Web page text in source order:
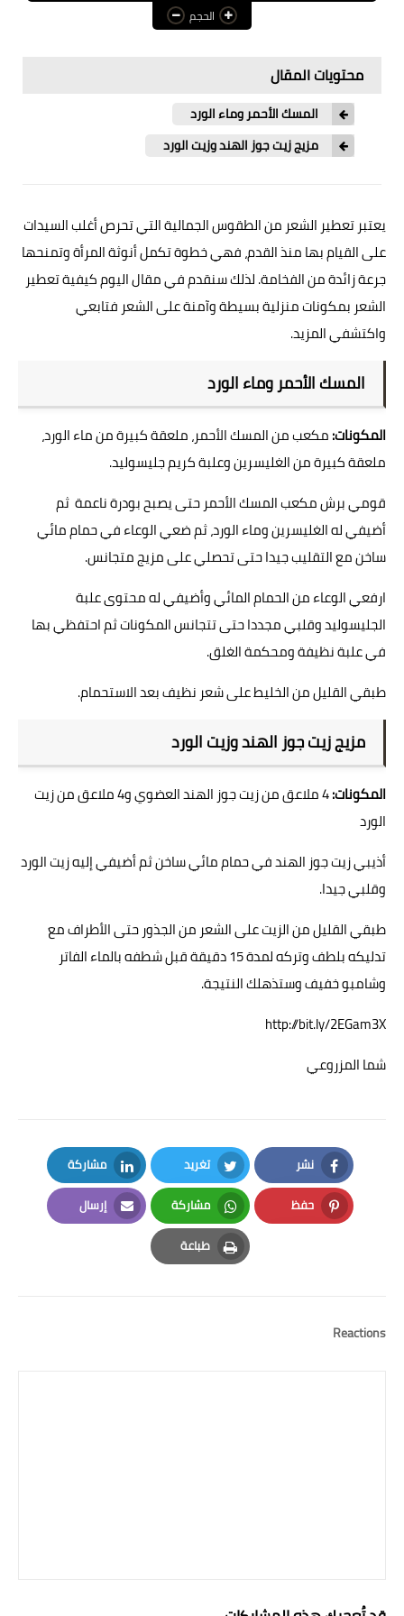
عالم المرأة
أخبار عربية
أخبار العالم
الحجم
محتويات المقال
المسك الأحمر وماء الورد
مزيج زيت جوز الهند وزيت الورد
يعتبر تعطير الشعر من الطقوس الجمالية التي تحرص أغلب السيدات
على القيام بها منذ القدم، فهي خطوة تكمل أنوثة المرأة وتمنحها
جرعة زائدة من الفخامة. لذلك سنقدم في مقال اليوم كيفية تعطير
الشعر بمكونات منزلية بسيطة وآمنة على الشعر فتابعي
واكتشفي المزيد.
المسك الأحمر وماء الورد
المكونات:مكعب من المسك الأحمر، ملعقة كبيرة من ماء الورد،
ملعقة كبيرة من الغليسرين وعلبة كريم جليسوليد.
قومي برش مكعب المسك الأحمر حتى يصبح بودرة ناعمة ثم
أضيفي له الغليسرين وماء الورد، ثم ضعي الوعاء في حمام مائي
ساخن مع التقليب جيدا حتى تحصلي على مزيج متجانس.
ارفعي الوعاء من الحمام المائي وأضيفي له محتوى علبة
الجليسوليد وقلبي مجددا حتى تتجانس المكونات ثم احتفظي بها
في علبة نظيفة ومحكمة الغلق.
طبقي القليل من الخليط على شعر نظيف بعد الاستحمام.
مزيج زيت جوز الهند وزيت الورد
المكونات:
4 ملاعق من زيت جوز الهند العضوي و4 ملاعق من زيت
الورد
أذيبي زيت جوز الهند في حمام مائي ساخن ثم أضيفي إليه زيت الورد
وقلبي جيدا.
طبقي القليل من الزيت على الشعر من الجذور حتى الأطراف مع
تدليكه بلطف وتركه لمدة 15 دقيقة قبل شطفه بالماء الفاتر
وشامبو خفيف وستذهلك النتيجة.
http://bit.ly/2EGam3X
شما المزروعي
نشر
Facebook
تغريد
Twitter
مشاركة
LinkedIn
حفظ
Pinterest
مشاركة
Whatsapp
إرسال
Email
طباعة
Print
Reactions